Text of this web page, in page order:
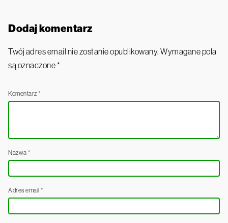
Dodaj komentarz
Twój adres email nie zostanie opublikowany. Wymagane pola
są oznaczone*
Komentarz *
Nazwa *
Adres email *